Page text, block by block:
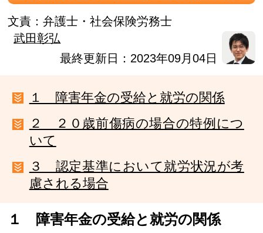
文責：弁護士・社会保険労務士
武田彰弘
最終更新日：2023年09月04日
１ 障害年金の受給と就労の関係
２ ２０歳前傷病の場合の特例につ
いて
３ 認定基準において就労状況が考
慮される場合
１ 障害年金の受給と就労の関係